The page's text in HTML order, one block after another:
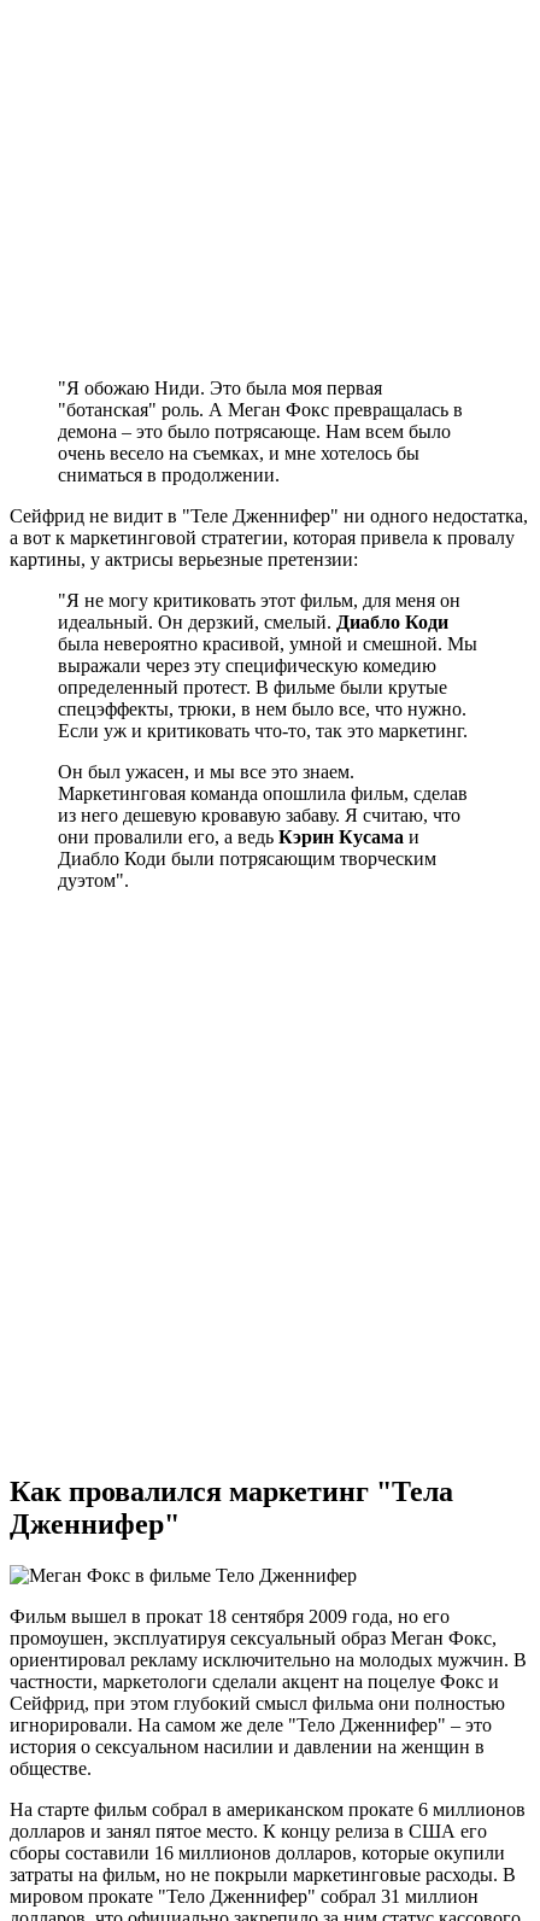
"Я обожаю Ниди. Это была моя первая
"ботанская" роль. А Меган Фокс превращалась в
демона – это было потрясающе. Нам всем было
очень весело на съемках, и мне хотелось бы
сниматься в продолжении.
Сейфрид не видит в "Теле Дженнифер" ни одного недостатка,
а вот к маркетинговой стратегии, которая привела к провалу
картины, у актрисы верьезные претензии:
"Я не могу критиковать этот фильм, для меня он
идеальный. Он дерзкий, смелый. Диабло Коди
была невероятно красивой, умной и смешной. Мы
выражали через эту специфическую комедию
определенный протест. В фильме были крутые
спецэффекты, трюки, в нем было все, что нужно.
Если уж и критиковать что-то, так это маркетинг.
Он был ужасен, и мы все это знаем.
Маркетинговая команда опошлила фильм, сделав
из него дешевую кровавую забаву. Я считаю, что
они провалили его, а ведь Кэрин Кусама и
Диабло Коди были потрясающим творческим
дуэтом".
Как провалился маркетинг "Тела
Дженнифер"
Фильм вышел в прокат 18 сентября 2009 года, но его
промоушен, эксплуатируя сексуальный образ Меган Фокс,
ориентировал рекламу исключительно на молодых мужчин. В
частности, маркетологи сделали акцент на поцелуе Фокс и
Сейфрид, при этом глубокий смысл фильма они полностью
игнорировали. На самом же деле "Тело Дженнифер" – это
история о сексуальном насилии и давлении на женщин в
обществе.
На старте фильм собрал в американском прокате 6 миллионов
долларов и занял пятое место. К концу релиза в США его
сборы составили 16 миллионов долларов, которые окупили
затраты на фильм, но не покрыли маркетинговые расходы. В
мировом прокате "Тело Дженнифер" собрал 31 миллион